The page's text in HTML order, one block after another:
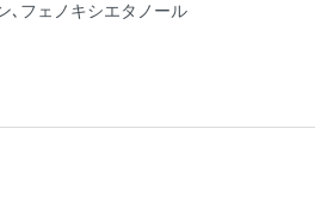
､フェノキシエタノール